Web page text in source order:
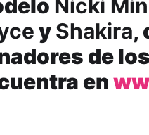
Nicki
yShakira,
de
en